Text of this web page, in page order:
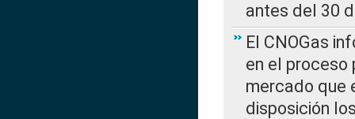
antes del 30
El CNOGas
en el
mercado que
disposición